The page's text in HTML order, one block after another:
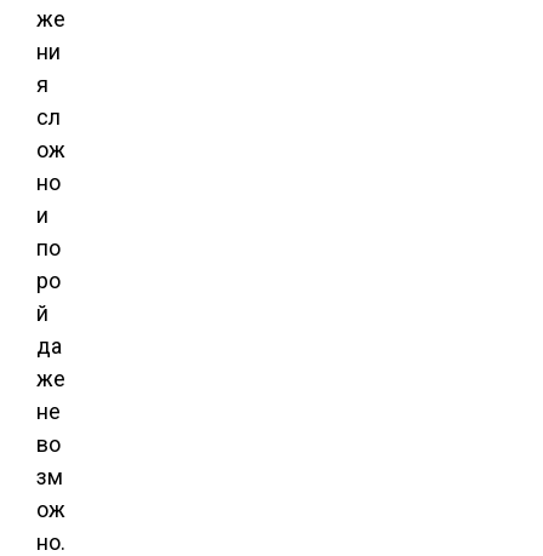
же
ни
я
сл
ож
но
и
по
ро
й
да
же
не
во
зм
ож
но.